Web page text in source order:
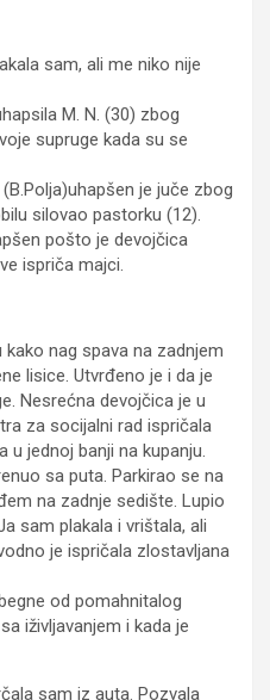
sam, ali me niko nije
M. N. (30) zbog
supruge kada su se
je juče zbog
silovao pastorku (12).
pošto je devojčica
ispriča majci.
nag spava na zadnjem
lisice. Utvrđeno je i da je
Nesrećna devojčica je u
za socijalni rad ispričala
jednoj banji na kupanju.
sa puta. Parkirao se na
na zadnje sedište. Lupio
sam plakala i vrištala, ali
je ispričala zlostavljana
od pomahnitalog
iživljavanjem i kada je
sam iz auta. Pozvala